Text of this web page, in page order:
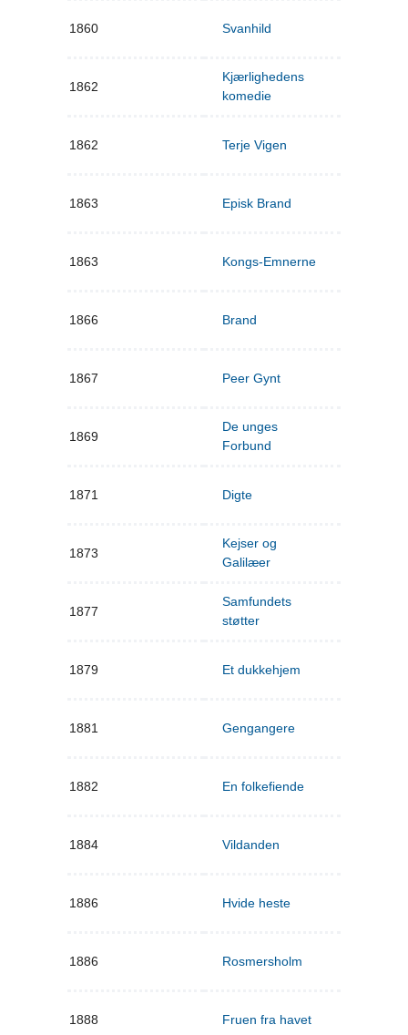
1860 Svanhild
1862
Kjærlighedens
komedie
1862 Terje Vigen
1863 Episk Brand
1863 Kongs-Emnerne
1866 Brand
1867 Peer Gynt
1869
De unges
Forbund
1871 Digte
1873
Kejser og
Galilæer
1877
Samfundets
støtter
1879 Et dukkehjem
1881 Gengangere
1882 En folkefiende
1884 Vildanden
1886 Hvide heste
1886 Rosmersholm
1888 Fruen fra havet